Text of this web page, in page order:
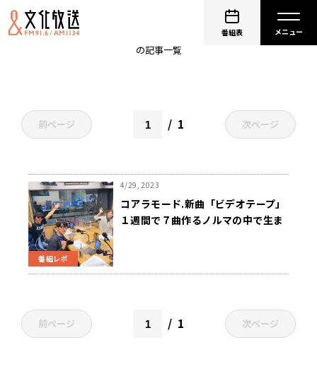
番組表
の記事一覧
前ページ 1 次ページ
番組レポ
4/29, 2023
コアラモード.新曲「ビデオテープ」
１週間で７曲作るノルマの中で生ま
前ページ 1 次ページ